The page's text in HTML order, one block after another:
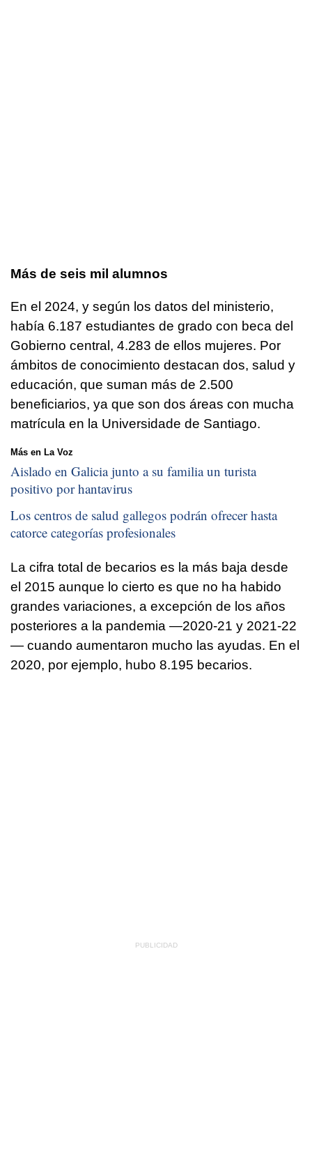
Más de seis mil alumnos
En el 2024, y según los datos del ministerio,
había 6.187 estudiantes de grado con beca del
Gobierno central, 4.283 de ellos mujeres. Por
ámbitos de conocimiento destacan dos, salud y
educación, que suman más de 2.500
beneficiarios, ya que son dos áreas con mucha
matrícula en la Universidade de Santiago.
Más en La Voz
Aislado en Galicia junto a su familia un turista
positivo por hantavirus
Los centros de salud gallegos podrán ofrecer hasta
catorce categorías profesionales
La cifra total de becarios es la más baja desde
el 2015 aunque lo cierto es que no ha habido
grandes variaciones, a excepción de los años
posteriores a la pandemia —2020-21 y 2021-22
— cuando aumentaron mucho las ayudas. En el
2020, por ejemplo, hubo 8.195 becarios.